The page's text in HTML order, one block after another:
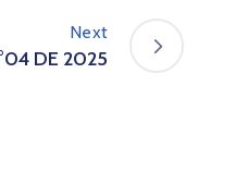
Next
DE 2025